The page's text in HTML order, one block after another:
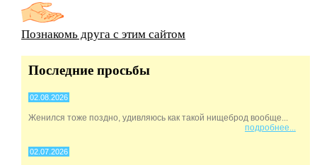
Познакомь друга с этим сайтом
Последние просьбы
02.08.2026
Женился тоже поздно, удивляюсь как такой нищеброд вообще...
подробнее...
02.07.2026